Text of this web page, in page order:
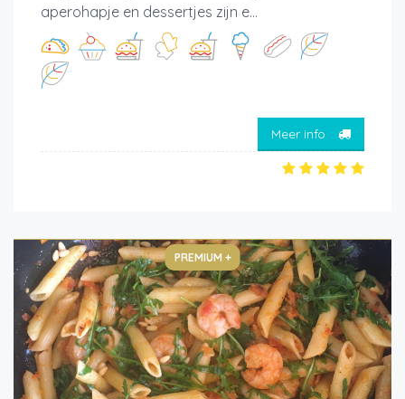
aperohapje en dessertjes zijn e...
Meer info
PREMIUM +